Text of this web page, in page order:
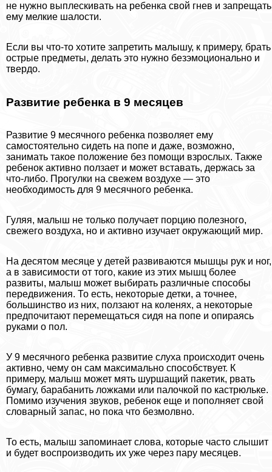
не нужно выплескивать на ребенка свой гнев и запрещать
ему мелкие шалости.
Если вы что-то хотите запретить малышу, к примеру, брать
острые предметы, делать это нужно безэмоционально и
твердо.
Развитие ребенка в 9 месяцев
Развитие 9 мecячного ребенка позволяет ему
самостоятельно сидеть на попе и даже, возможно,
занимать такое положение без помощи взрослых. Также
ребенок активно ползает и может вставать, держась за
что-либо. Прогулки на свежем воздухе — это
необходимость для 9 мecячного ребенка.
Гуляя, малыш не только получает порцию полезного,
свежего воздуха, но и активно изучает окружающий мир.
На десятом месяце у детей развиваются мышцы рук и ног,
а в зависимости от того, какие из этих мышц более
развиты, малыш может выбирать различные способы
передвижения. То есть, некоторые детки, а точнее,
большинство из них, ползают на коленях, а некоторые
предпочитают перемещаться сидя на попе и опираясь
руками о пол.
У 9 мecячного ребенка развитие слуха происходит очень
активно, чему он сам максимально способствует. К
примеру, малыш может мять шуршащий пакетик, рвать
бумагу, баpaбанить ложками или палочкой по кастрюльке.
Помимо изучения звуков, ребенок еще и пополняет свой
словарный запас, но пока что безмолвно.
То есть, малыш запоминает слова, которые часто слышит
и будет воспроизводить их уже через пару месяцев.